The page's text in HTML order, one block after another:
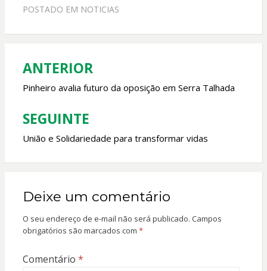
o
k
A
p
POSTADO EM NOTICIAS
Navegação
de
Post
ANTERIOR
Pinheiro avalia futuro da oposição em Serra Talhada
SEGUINTE
União e Solidariedade para transformar vidas
Deixe um comentário
O seu endereço de e-mail não será publicado. Campos
obrigatórios são marcados com *
Comentário *